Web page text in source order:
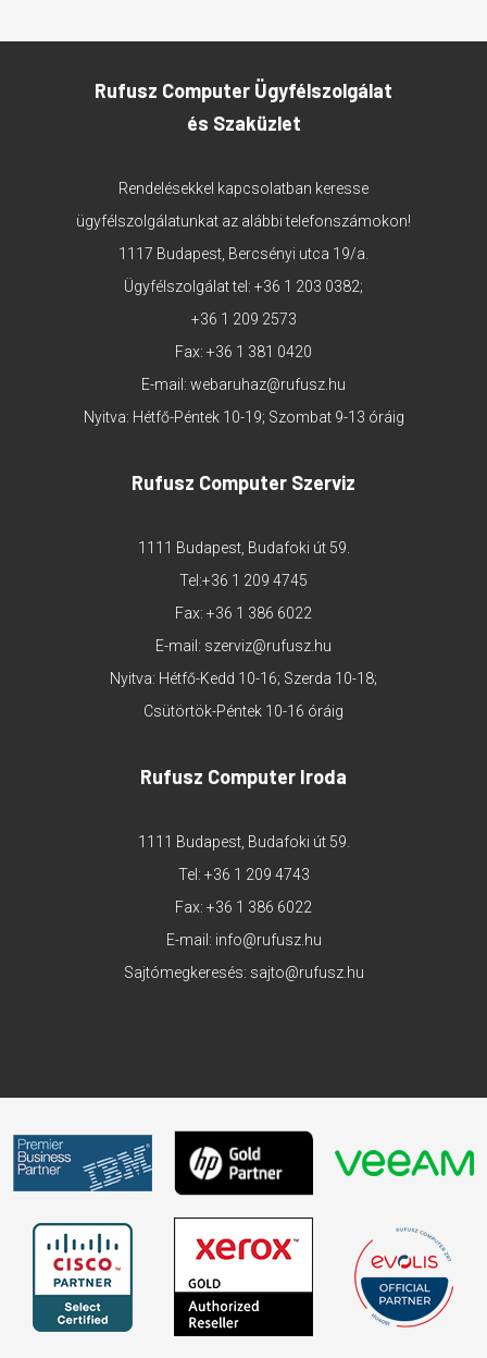
Rufusz Computer Ügyfélszolgálat
és Szaküzlet
Rendelésekkel kapcsolatban keresse
ügyfélszolgálatunkat az alábbi telefonszámokon!
1117 Budapest, Bercsényi utca 19/a.
Ügyfélszolgálat tel: +36 1 203 0382;
+36 1 209 2573
Fax: +36 1 381 0420
E-mail: webaruhaz@rufusz.hu
Nyitva: Hétfő-Péntek 10-19; Szombat 9-13 óráig
Rufusz Computer Szerviz
1111 Budapest, Budafoki út 59.
Tel:+36 1 209 4745
Fax: +36 1 386 6022
E-mail: szerviz@rufusz.hu
Nyitva: Hétfő-Kedd 10-16; Szerda 10-18;
Csütörtök-Péntek 10-16 óráig
Rufusz Computer Iroda
1111 Budapest, Budafoki út 59.
Tel: +36 1 209 4743
Fax: +36 1 386 6022
E-mail: info@rufusz.hu
Sajtómegkeresés: sajto@rufusz.hu